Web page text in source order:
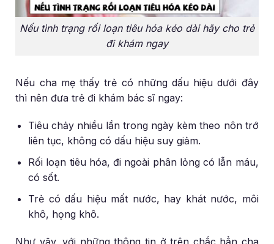
Nếu tình trạng rối loạn tiêu hóa kéo dài hãy cho trẻ
đi khám ngay
Nếu cha mẹ thấy trẻ có những dấu hiệu dưới đây
thì nên đưa trẻ đi khám bác sĩ ngay:
Tiêu chảy nhiều lần trong ngày kèm theo nôn trớ
liên tục, không có dấu hiệu suy giảm.
Rối loạn tiêu hóa, đi ngoài phân lỏng có lẫn máu,
có sốt.
Trẻ có dấu hiệu mất nước, hay khát nước, môi
khô, họng khô.